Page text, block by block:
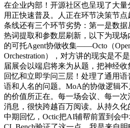
在企业内部！开源社区也呈现了大量
用正快速普及。人正在环节决策节
条线还有三个环节劣势：第一是数
热词提取和参数层刷新，以下为现
的可托Agent协做收集——Octo（Open
Orchestration），对方讲的现实是不
届展会以端启将来为从题，把神经
回忆和立即学问三层！处理了通用
语和人名的问题。MoA的协做逻辑
的价值所正在。每一场会议、每一
消息，很快跨越百万阅读。从持久
中期回忆，Octic把AI辅帮前置到会